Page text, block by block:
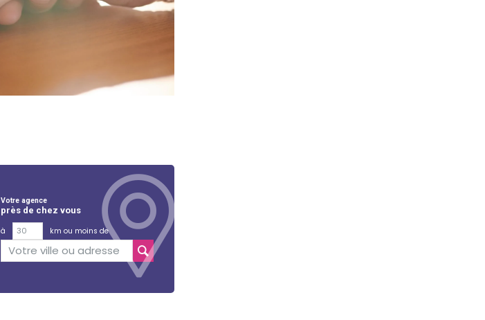
Votre agence
près de chez vous
à
km ou moins de